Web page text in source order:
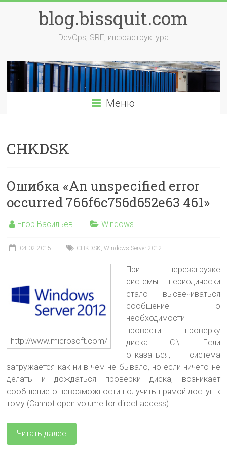
содержимомуblog.bissquit.com
DevOps, SRE, инфраструктура
Меню
CHKDSK
Ошибка «An unspecified error
occurred 766f6c756d652e63 461»
Егор Васильев Windows
04.02.2015 CHKDSK,Windows Server 2012
http://www.microsoft.com/
При перезагрузке
системы периодически
стало высвечиваться
сообщение о
необходимости
провести проверку
диска С:\. Если
отказаться, система
загружается как ни в чем не бывало, но если ничего не
делать и дождаться проверки диска, возникает
сообщение о невозможности получить прямой доступ к
тому (Cannot open volume for direct access)
Читать далее